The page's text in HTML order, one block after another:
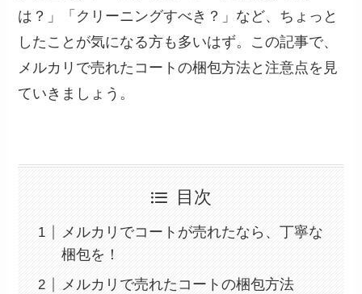
は？」「クリーニングすべき？」など、ちょっと
したことが気になる方も多いはず。この記事で、
メルカリで売れたコートの梱包方法と注意点を見
ていきましょう。
目次
メルカリでコートが売れたなら、丁寧な
梱包を！
メルカリで売れたコートの梱包方法